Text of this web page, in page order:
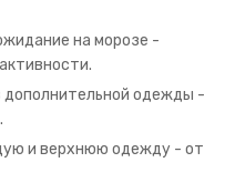
на морозе -
дополнительной одежды -
и верхнюю одежду - от